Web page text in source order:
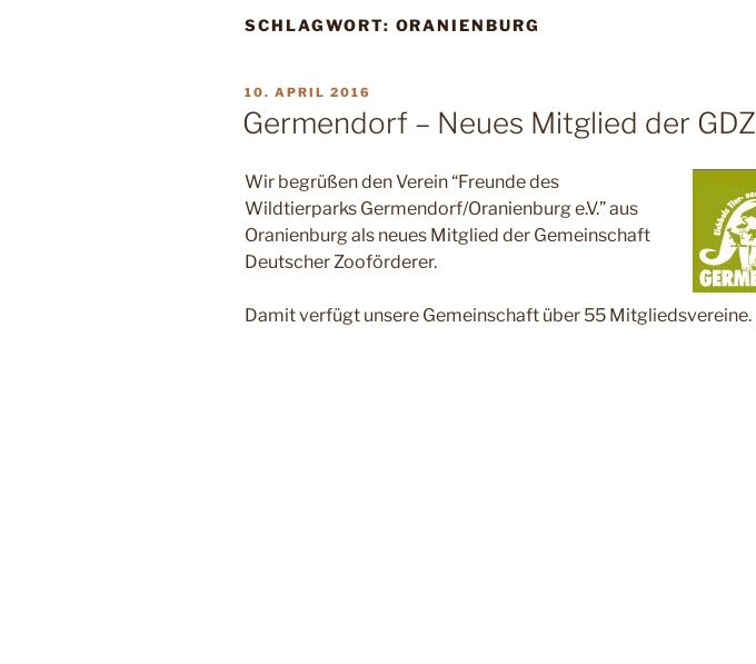
SCHLAGWORT: ORANIENBURG
VERÖFFENTLICHT
AM
10. APRIL 2016
Germendorf – Neues Mitglied der GDZ
Wir begrüßen den Verein “Freunde des
Wildtierparks Germendorf/Oranienburg e.V.” aus
Oranienburg als neues Mitglied der Gemeinschaft
Deutscher Zooförderer.
Damit verfügt unsere Gemeinschaft über 55 Mitgliedsvereine.